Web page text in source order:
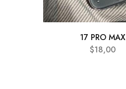
17 PRO MAX
$18,00